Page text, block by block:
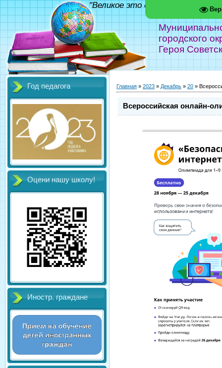
городского
Героя
"Великое это дело - школа!"
Год педагога
Оцени нашу школу!
Иностр. граждане
Главная » 2023 » Декабрь » 20 »
Всероссийская онлайн-